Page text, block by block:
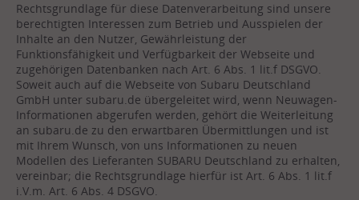
Rechtsgrundlage für diese Datenverarbeitung sind unsere
berechtigten Interessen zum Betrieb und Ausspielen der
Inhalte an den Nutzer, Gewährleistung der
Funktionsfähigkeit und Verfügbarkeit der Webseite und
zugehörigen Datenbanken nach Art. 6 Abs. 1 lit.f DSGVO.
Soweit auch auf die Webseite von Subaru Deutschland
GmbH unter subaru.de übergeleitet wird, wenn Neuwagen-
Informationen abgerufen werden, gehört die Weiterleitung
an subaru.de zu den erwartbaren Übermittlungen und ist
mit Ihrem Wunsch, von uns Informationen zu neuen
Modellen des Lieferanten SUBARU Deutschland zu erhalten,
vereinbar; die Rechtsgrundlage hierfür ist Art. 6 Abs. 1 lit.f
i.V.m. Art. 6 Abs. 4 DSGVO.